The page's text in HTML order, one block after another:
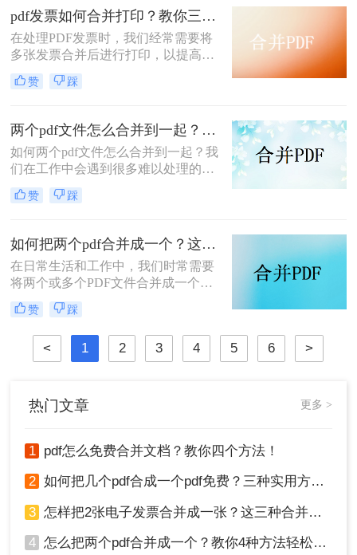
的功能。那么怎么把pdf合并成一个
pdf呢？以下将详细介绍几种常用的
PDF合并方法，帮助您轻松实现这一
目标。
pdf发票如何合并打印？教你三种简单合并方法！
在处理PDF发票时，我们经常需要将
多张发票合并后进行打印，以提高工
作效率和节省纸张。那么PDF发票如
何合并打印呢？以下将介绍三种合并
轻松应对这一需求。
赞 踩
两个pdf文件怎么合并到一起？大家来试试这3种方法吧！
如何两个pdf文件怎么合并到一起？我
们在工作中会遇到很多难以处理的文
件，比如PDF文件，特别是多个PDF
文件合并成一个PDF文件。事实上，
互联网上找到相关的方法。最后，我
们不能达到我们理想的预期。让我们
来看看pdf合并的方法。
赞 踩
如何把两个pdf合并成一个？这4种合并方法很好用！
在日常生活和工作中，我们时常需要
将两个或多个PDF文件合并成一个，
以便于管理、查阅和分享。那么如何
把两个pdf合并成一个呢？本文将介绍
三种常用的PDF合并方法。
赞 踩
< 1 2 3 4 5 6 >
热门文章 更多 >
1 pdf怎么免费合并文档？教你四个方法！
2 如何把几个pdf合成一个pdf免费？三种实用方法分享！
3 怎样把2张电子发票合并成一张？这三种合并方法学习一下!
4 怎么把两个pdf合并成一个？教你4种方法轻松完成合并！